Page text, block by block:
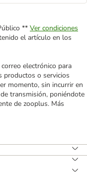
** Ver condiciones
el artículo en los
electrónico para
productos o servicios
momento, sin incurrir en
transmisión, poniéndote
de zooplus. Más